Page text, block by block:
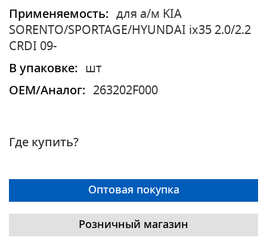
Применяемость:
для а/м KIA
SORENTO/SPORTAGE/HYUNDAI ix35 2.0/2.2
CRDI 09-
В упаковке:
шт
OEM/Аналог:
263202F000
Где купить?
Оптовая покупка
Розничный магазин